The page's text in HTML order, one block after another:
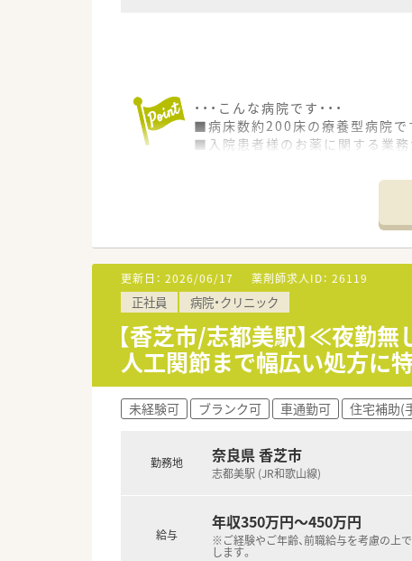
・・・こんな病院です・・・
■病床数約200床の療養型病院で
■入院患者様のお薬に関する業務
■現在薬剤師3名在籍しています
17：30までの勤務で残業もほと
プライベートも充実させたい
■患者層はご高齢の方が大半です
患者様に寄り添った対応を各職
■社員食堂が一食162円で利用可
■マイカー通勤可能、駐車場代も無
■お車通勤が出来ない方も、関
■賞与は年3回支給！
■その他住宅手当などの制度も整
更新日： 2026/06/17 薬剤師求人ID： 26119
正社員 病院・クリニック
【香芝市/志都美駅】≪夜勤
人工関節まで幅広い処方に
未経験可 ブランク可 車通勤可 住宅補助(
勤務地 奈良県 香芝市
志都美駅 (JR和歌山線)
給与
年収350万円～450万円
※ご経験やご年齢、前職給与を考慮の上
します。